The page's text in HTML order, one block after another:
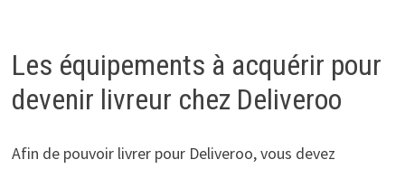
Les équipements à acquérir pour
devenir livreur chez Deliveroo
Afin de pouvoir livrer pour Deliveroo, vous devez